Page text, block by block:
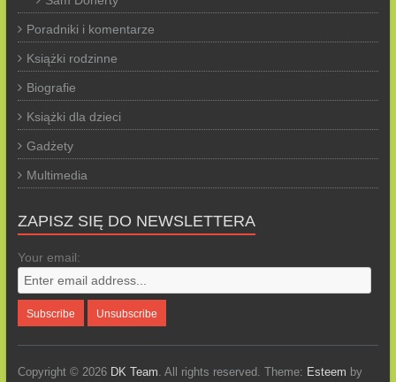
Poradniki i komentarze
Książki rodzinne
Biografie
Książki dla dzieci
Gadżety
Multimedia
ZAPISZ SIĘ DO NEWSLETTERA
Your email:
Copyright © 2026 DK Team. All rights reserved. Theme: Esteem by